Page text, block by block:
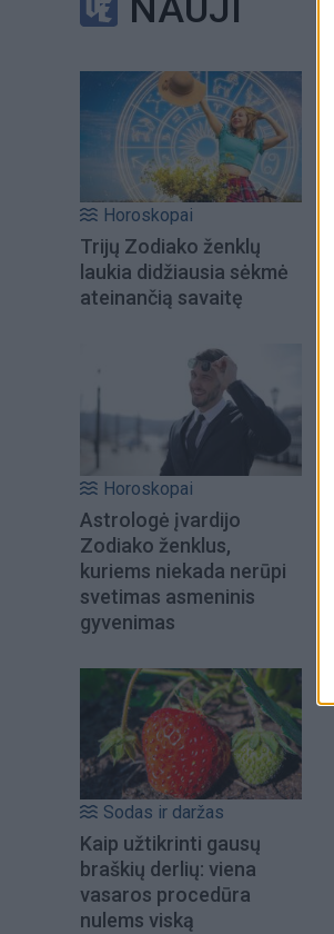
Horoskopai
Trijų Zodiako ženklų
laukia didžiausia sėkmė
ateinančią savaitę
Horoskopai
Astrologė įvardijo
Zodiako ženklus,
kuriems niekada nerūpi
svetimas asmeninis
gyvenimas
Sodas ir daržas
Kaip užtikrinti gausų
braškių derlių: viena
vasaros procedūra
nulems viską